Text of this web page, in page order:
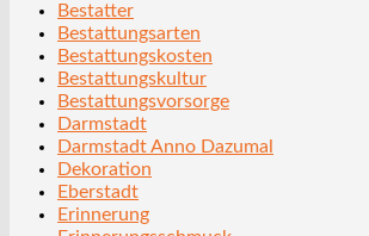
Bestatter
Bestattungsarten
Bestattungskosten
Bestattungskultur
Bestattungsvorsorge
Darmstadt
Darmstadt Anno Dazumal
Dekoration
Eberstadt
Erinnerung